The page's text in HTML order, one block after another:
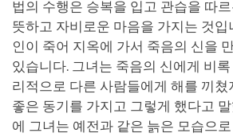
법의 수행은 승복을 입고 관습을 따
뜻하고 자비로운 마음을 가지는 것입
인이 죽어 지옥에 가서 죽음의 신을
있습니다. 그녀는 죽음의 신에게 비
리적으로 다른 사람들에게 해를 끼
좋은 동기를 가지고 그렇게 했다고
에 그녀는 예전과 같은 늙은 모습으